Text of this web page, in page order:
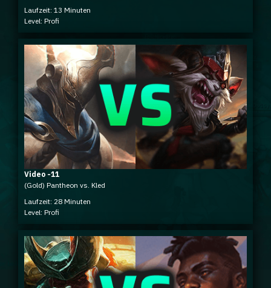
Laufzeit: 13 Minuten
Level: Profi
Video -11
(Gold) Pantheon vs. Kled
Laufzeit: 28 Minuten
Level: Profi